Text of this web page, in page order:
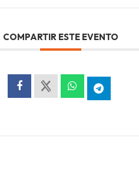
COMPARTIR ESTE EVENTO